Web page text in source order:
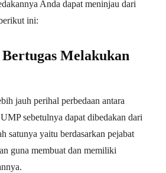
Anda dapat meninjau dari
ini:
Melakukan
jauh perihal perbedaan antara
sebetulnya dapat dibedakan dari
satunya yaitu berdasarkan pejabat
guna membuat dan memiliki